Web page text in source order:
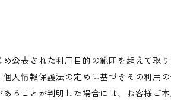
公表された利用目的の範囲を超えて取
人情報保護法の定めに基づきその利用
ることが判明した場合には、お客様ご